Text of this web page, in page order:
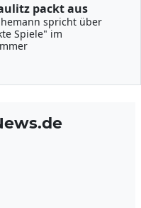
packt aus
spricht über
Spiele" im